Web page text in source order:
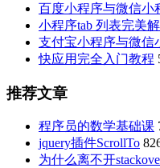
百度小程序与微信小
小程序tab 列表完美
支付宝小程序与微信
快应用完全入门教程
推荐文章
程序员的数学基础课
jquery插件ScrollTo
为什么离不开